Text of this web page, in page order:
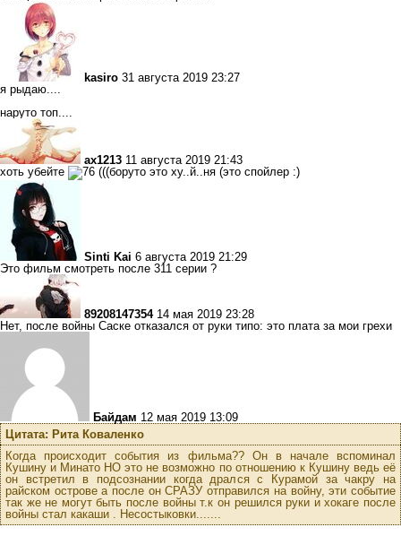
kasiro 31 августа 2019 23:27
я рыдаю....
наруто топ....
ax1213 11 августа 2019 21:43
хоть убейте
(((боруто это ху..й..ня (это спойлер :)
Sinti Kai 6 августа 2019 21:29
Это фильм смотреть после 311 серии ?
89208147354 14 мая 2019 23:28
Нет, после войны Саске отказался от руки типо: это плата за мои грехи
Байдам 12 мая 2019 13:09
Цитата: Рита Коваленко
Когда происходит события из фильма?? Он в начале вспоминал
Кушину и Минато НО это не возможно по отношению к Кушину ведь её
он встретил в подсознании когда дрался с Курамой за чакру на
райском острове а после он СРАЗУ отправился на войну, эти событие
так же не могут быть после войны т.к он решился руки и хокаге после
войны стал какаши . Несостыковки.......